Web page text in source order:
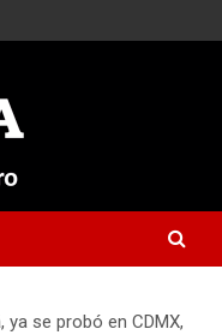
se probó en CDMX,